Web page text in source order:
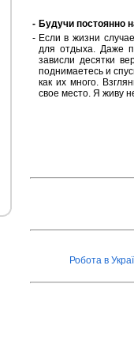
- Будучи постоянно
- Если в жизни
для отдыха. Даже
зависли десятки
поднимаетесь и
как их много.
свое место. Я живу
Робота в